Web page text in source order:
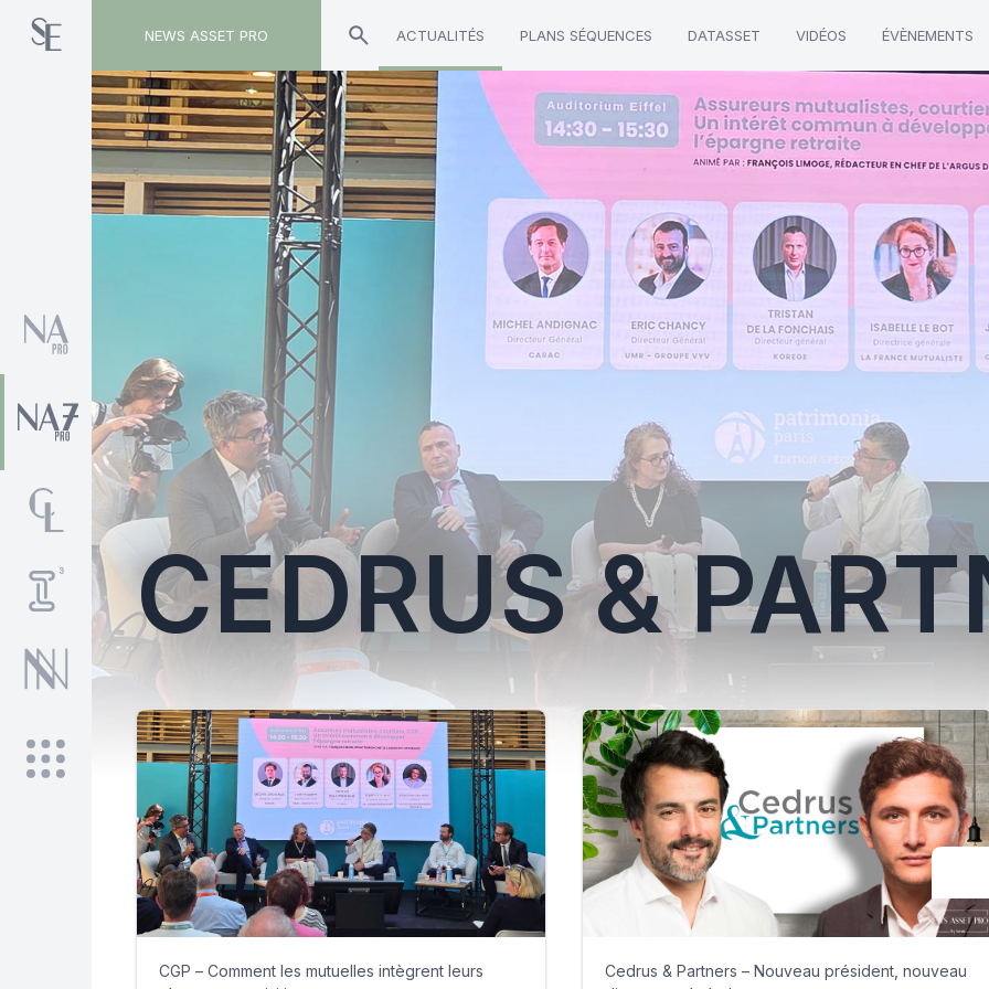
NEWS ASSET PRO ACTUALITÉS PLANS SÉQUENCES DATASSET VIDÉOS ÉVÈNEMENTS
Toute l'actualité sur le tag "Cedrus &amp; Partners"
CEDRUS &
CGP – Comment les mutuelles intègrent leurs
Cedrus & Partners – Nouveau président, nouveau